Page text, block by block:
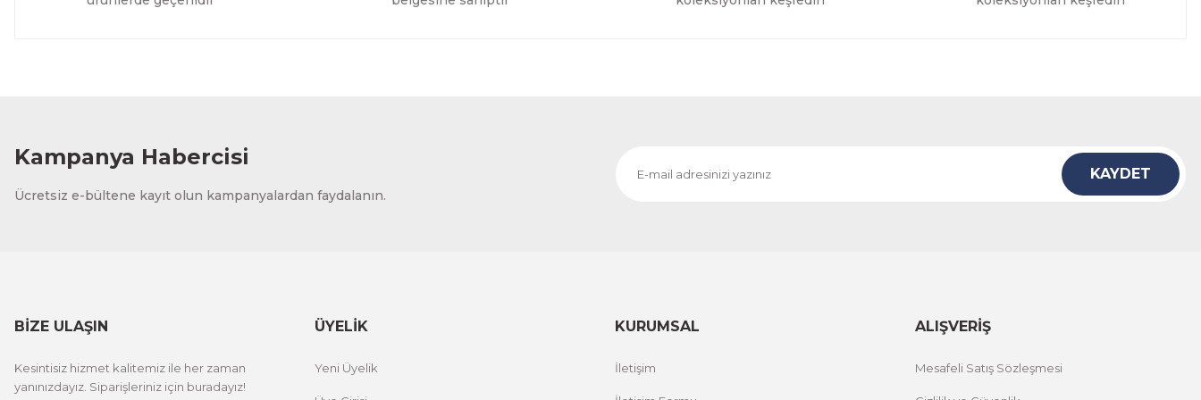
Kampanya Habercisi
Ücretsiz e-bültene kayıt olun kampanyalardan faydalanın.
KAYDET
BİZE ULAŞIN
Kesintisiz hizmet kalitemiz ile her zaman
yanınızdayız. Siparişleriniz için buradayız!
ÜYELİK
Yeni Üyelik
KURUMSAL
İletişim
ALIŞVERİŞ
Mesafeli Satış Sözleşmesi